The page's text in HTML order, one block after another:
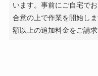
います。事前にご自宅で
合意の上で作業を開始し
額以上の追加料金をご請